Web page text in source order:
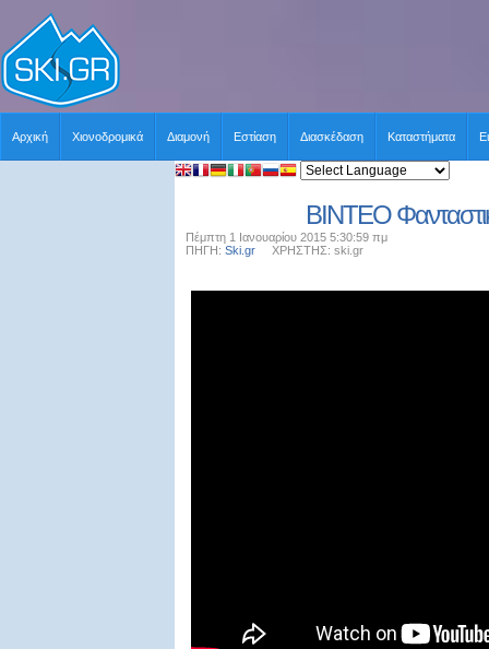
Αρχική Χιονοδρομικά Διαμονή Εστίαση Διασκέδαση Καταστήματα
BINTEO
Πέμπτη 1 Ιανουαρίου 2015 5:30:59 πμ
ΠΗΓΗ: Ski.gr ΧΡΗΣΤΗΣ: ski.gr